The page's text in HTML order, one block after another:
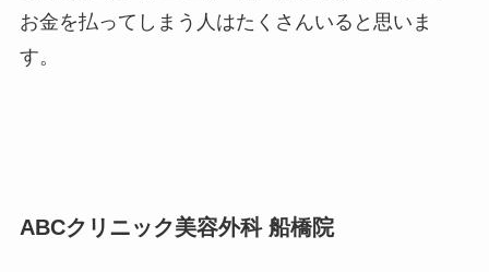
お金を払ってしまう人はたくさんいると思いま
す。
ABCクリニック美容外科 船橋院